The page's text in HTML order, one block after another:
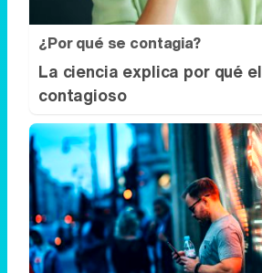
¿Por qué se contagia?
La ciencia explica por qué
contagioso